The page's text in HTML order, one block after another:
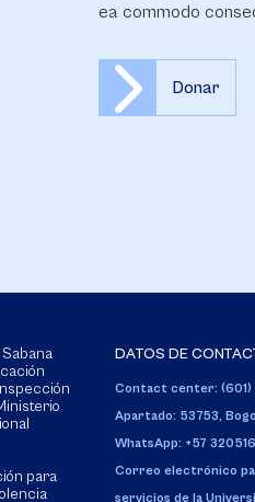
ea commodo
Donar
para
DATOS DE
Contact center: (601)
Apartado: 53753,
WhatsApp: +57
Correo electrónico
servicios de la